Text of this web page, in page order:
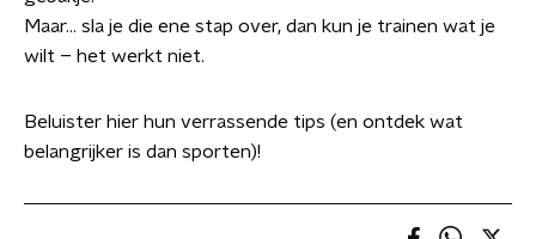
Maar... sla je die ene stap over, dan kun je trainen wat je
wilt – het werkt niet.
Beluister hier hun verrassende tips (en ontdek wat
belangrijker is dan sporten)!